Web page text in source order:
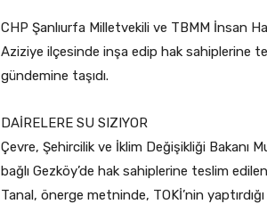
CHP Şanlıurfa Milletvekili ve TBMM İnsan
Aziziye ilçesinde inşa edip hak sahiplerine
gündemine taşıdı.
DAİRELERE SU SIZIYOR
Çevre, Şehircilik ve İklim Değişikliği Bakanı
bağlı Gezköy’de hak sahiplerine teslim
Tanal, önerge metninde, TOKİ’nin